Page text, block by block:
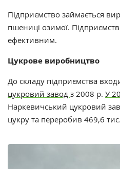
Підприємство займається
пшениці озимої.
ефективним.
Цукрове виробництво
До складу підприємства
цукровий завод з 2008 р. У
Наркевичський цукровий
цукру та переробив 469,6